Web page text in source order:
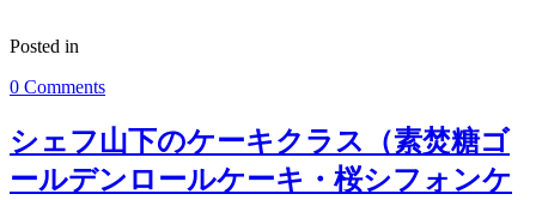
Posted in
0 Comments
シェフ山下のケーキクラス（素焚糖ゴ
ールデンロールケーキ・桜シフォンケ